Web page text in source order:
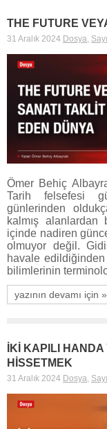
THE FUTURE
31 Aralık 2024 Dosya,
Ömer Behiç
Tarih felsefesi
günlerinden
kalmış
içinde nadiren
olmuyor değil.
havale
bilimlerinin
yazının devamı için »
İKİ KAPILI
HİSSETMEK
31 Aralık 2024 Dosya,